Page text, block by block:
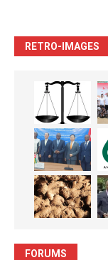
RETRO-IMAGES
FORUMS